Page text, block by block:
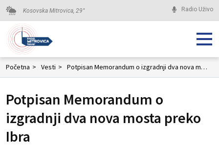
Kosovska Mitrovica, 29° Radio Uživo
Početna > Vesti > Potpisan Memorandum o izgradnji dva nova mosta preko Ibra
Potpisan Memorandum o
izgradnji dva nova mosta preko
Ibra